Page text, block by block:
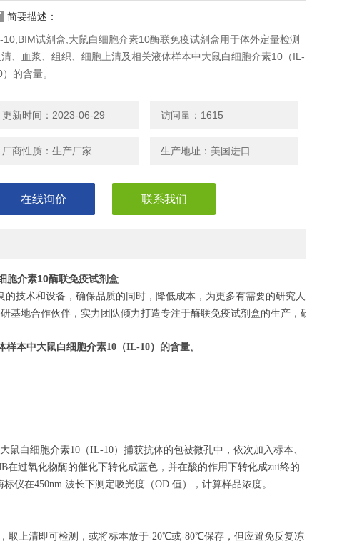
简要描述：
10,BIM试剂盒,大鼠白细胞介素10酶联免疫试剂盒用于体外定量检测
清、血浆、组织、细胞上清及相关液体样本中大鼠白细胞介素10（IL-
）的含量。
更新时间：2023-06-29 访问量：1615
厂商性质：生产厂家 生产地址：美国进口
在线询价 联系我们
胞介素10酶联免疫试剂盒
技术和设备，确保品质的同时，降低成本，为更多有需要的研究人员，节省
地合作伙伴，实力团队倾力打造专注于酶联免疫试剂盒的生产，研发，助力
样本中大鼠白细胞介素10 （IL-10）的含量。
白细胞介素10（IL-10）捕获抗体的包被微孔中，依次加入标本、
过氧化物酶的催化下转化成蓝色，并在酸的作用下转化成zui终的
仪在450nm 波长下测定吸光度（OD 值），计算样品浓度。
取上清即可检测，或将标本放于-20℃或-80℃保存，但应避免反复冻